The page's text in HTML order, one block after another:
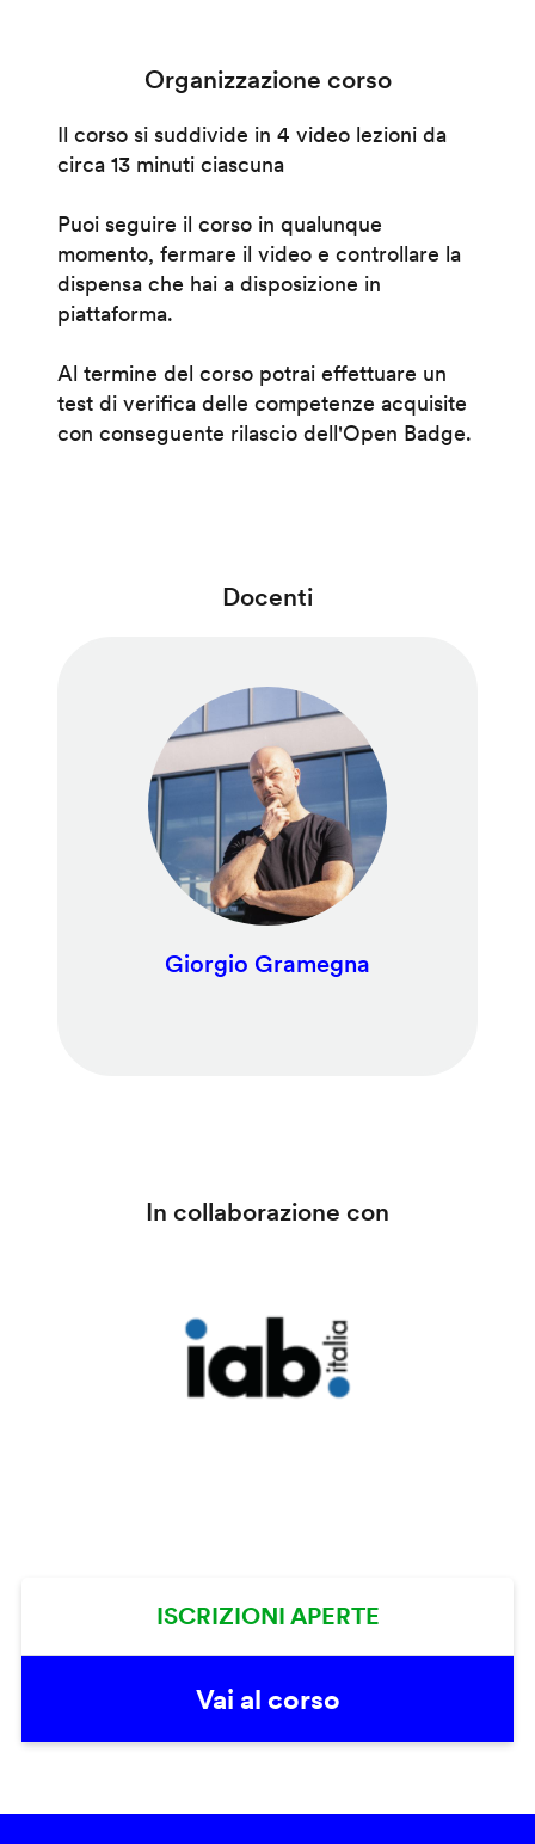
Organizzazione corso
Il corso si suddivide in 4 video lezioni da
circa 13 minuti ciascuna
Puoi seguire il corso in qualunque
momento, fermare il video e controllare la
dispensa che hai a disposizione in
piattaforma.
Al termine del corso potrai effettuare un
test di verifica delle competenze acquisite
con conseguente rilascio dell'Open Badge.
Docenti
Giorgio Gramegna
In collaborazione con
ISCRIZIONI APERTE
Vai al corso